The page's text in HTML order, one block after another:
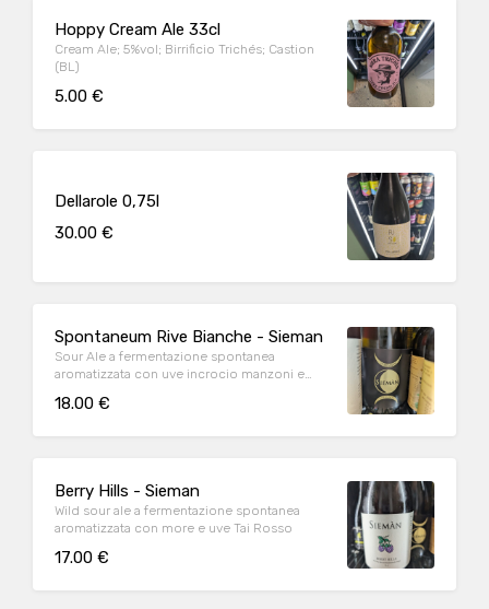
Hoppy Cream Ale 33cl
Cream Ale; 5%vol; Birrificio Trichés; Castion
(BL)
5.00 €
Dellarole 0,75l
30.00 €
Spontaneum Rive Bianche - Sieman
Sour Ale a fermentazione spontanea
aromatizzata con uve incrocio manzoni e
18.00 €
Berry Hills - Sieman
Wild sour ale a fermentazione spontanea
aromatizzata con more e uve Tai Rosso
17.00 €